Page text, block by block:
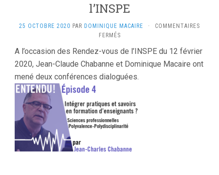
l’INSPE
25 OCTOBRE 2020 PAR DOMINIQUE MACAIRE ·
COMMENTAIRES
FERMÉSSUR
PRATIQUES
ET
SAVOIRS
EN
LES
VOUS
L’INSPE
A l’occasion des Rendez-vous de l’INSPE du 12 février
2020, Jean-Claude Chabanne et Dominique Macaire ont
mené deux conférences dialoguées.